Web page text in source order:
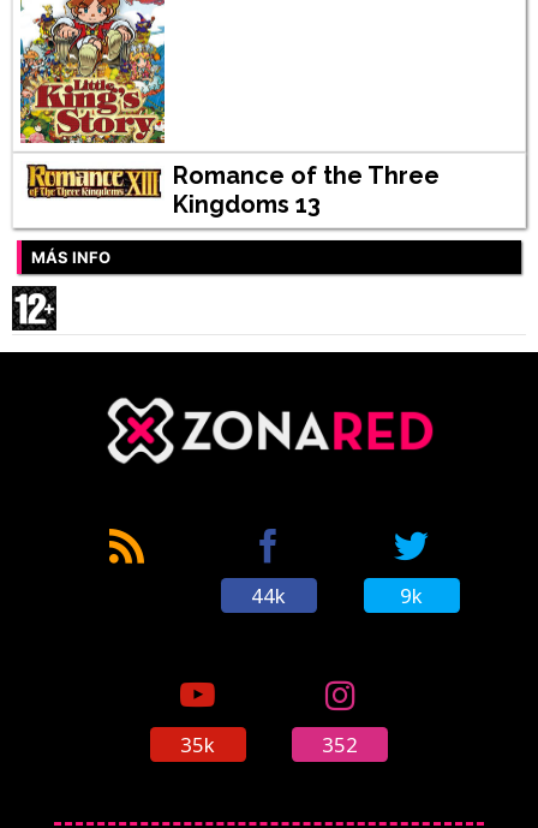
Romance of the Three
Kingdoms 13
MÁS INFO
44k 9k
35k 352